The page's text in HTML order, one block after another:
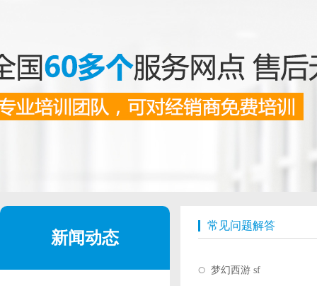
新闻动态
常见问题解答
梦幻西游 sf